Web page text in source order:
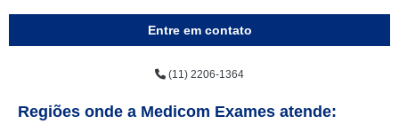
Entre em contato
(11) 2206-1364
Regiões onde a Medicom Exames atende: